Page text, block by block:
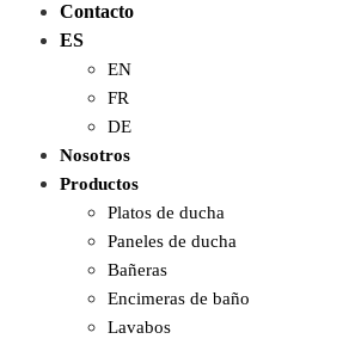
Contacto
ES
EN
FR
DE
Nosotros
Productos
Platos de ducha
Paneles de ducha
Bañeras
Encimeras de baño
Lavabos